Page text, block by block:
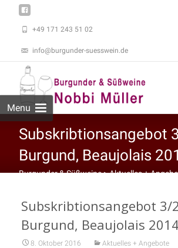
+49 171 243 51 02
info@burgunder-suesswein.de
Menu
Subskribtionsangebot
Burgund, Beaujolais
Burgunder & Süßweine>Aktuelles +
Subskribtionsangebot
Burgund, Beaujolais
8. Oktober 2016 Aktuelles + Angebote